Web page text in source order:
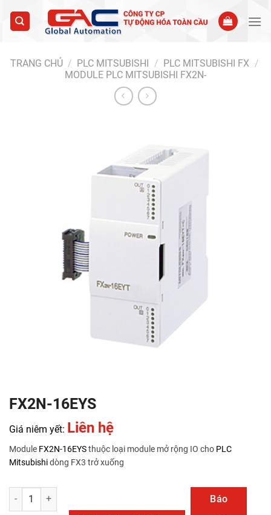
TRANG CHỦ / PLC MITSUBISHI / PLC MITSUBISHI FX /
MODULE PLC MITSUBISHI FX2N-
FX2N-16EYS
Giá niêm yết: Liên hệ
Module FX2N-16EYSthuộc loại module mở rộng IO cho PLC
Mitsubishidòng FX3 trở xuống
FX2N-16EYS số lượng
Báo